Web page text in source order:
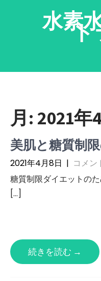
水素ト
月: 2021年
美肌と糖質制
2021年4月8日 | コメン
糖質制限ダイエットの
[…]
続きを読む →